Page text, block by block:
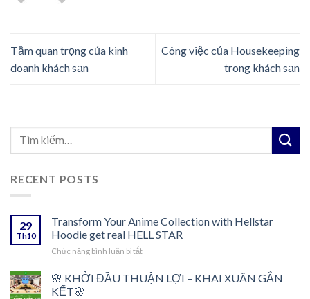
Tầm quan trọng của kinh
doanh khách sạn
Công việc của Housekeeping
trong khách sạn
RECENT POSTS
29
Th10
Transform Your Anime Collection with Hellstar
Hoodie get real HELL STAR
Chức năng bình luận bị tắtở
Your
Anime
🌸 KHỞI ĐẦU THUẬN LỢI – KHAI XUÂN GẮN
KẾT🌸